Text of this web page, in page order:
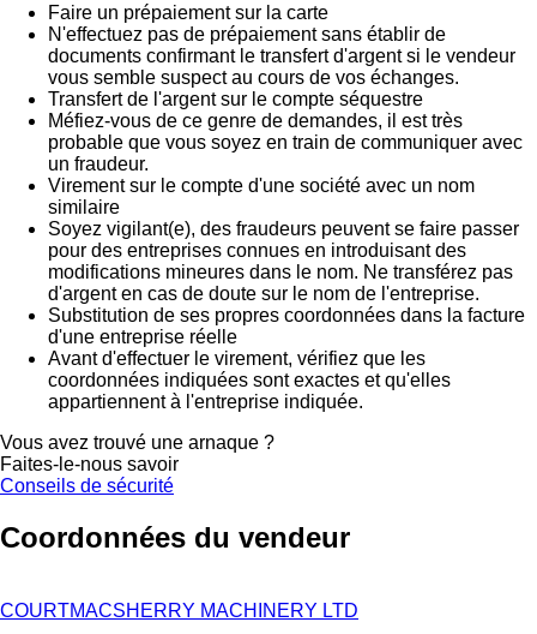
Faire un prépaiement sur la carte
N'effectuez pas de prépaiement sans établir de
documents confirmant le transfert d'argent si le vendeur
vous semble suspect au cours de vos échanges.
Transfert de l'argent sur le compte séquestre
Méfiez-vous de ce genre de demandes, il est très
probable que vous soyez en train de communiquer avec
un fraudeur.
Virement sur le compte d'une société avec un nom
similaire
Soyez vigilant(e), des fraudeurs peuvent se faire passer
pour des entreprises connues en introduisant des
modifications mineures dans le nom. Ne transférez pas
d'argent en cas de doute sur le nom de l'entreprise.
Substitution de ses propres coordonnées dans la facture
d'une entreprise réelle
Avant d'effectuer le virement, vérifiez que les
coordonnées indiquées sont exactes et qu'elles
appartiennent à l'entreprise indiquée.
Vous avez trouvé une arnaque ?
Faites-le-nous savoir
Conseils de sécurité
Coordonnées du vendeur
COURTMACSHERRY MACHINERY LTD